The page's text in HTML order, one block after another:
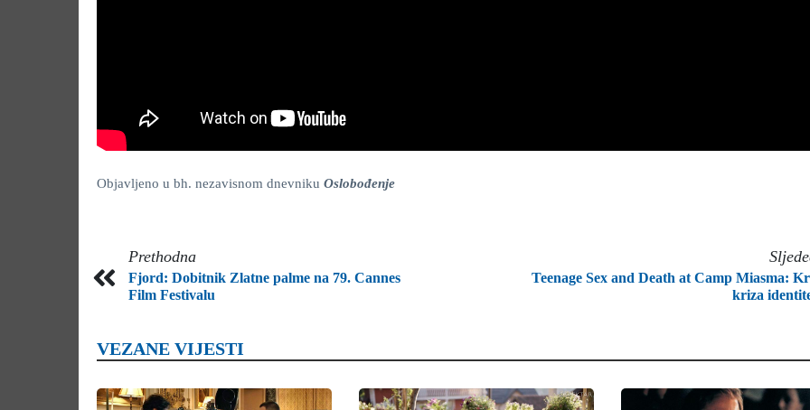
Objavljeno u bh. nezavisnom dnevniku Oslobođenje
Prethodna
Fjord: Dobitnik Zlatne palme na 79. Cannes
Film Festivalu
Teenage Sex and Death at Camp Miasma:
kriza
VEZANE VIJESTI